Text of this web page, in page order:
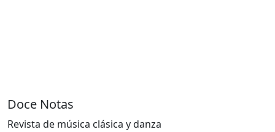
Doce Notas
Revista de música clásica y danza